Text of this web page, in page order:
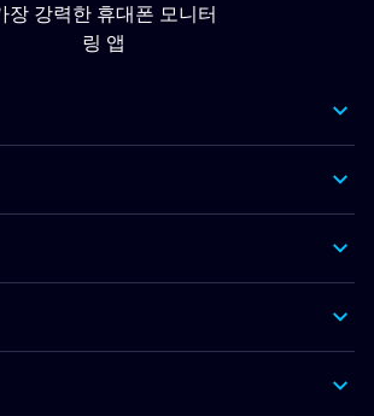
장 강력한 휴대폰 모니터
링 앱